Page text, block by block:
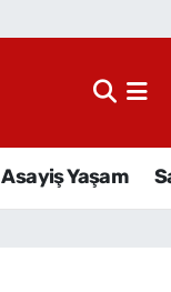
Asayiş Yaşam